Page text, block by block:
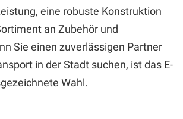
eine robuste Konstruktion
an Zubehör und
Sie einen zuverlässigen Partner
in der Stadt suchen, ist das E-
Wahl.